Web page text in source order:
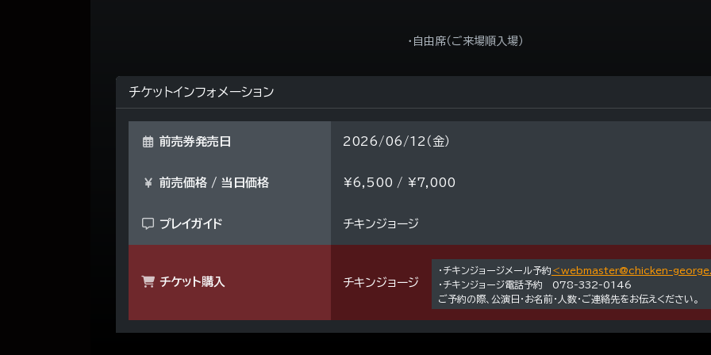
・自由席（ご来場順入場）
チケットインフォメーション
前売券発売日 2026/06/12（金）
前売価格 / 当日価格 ¥6,500 / ¥7,000
プレイガイド チキンジョージ
チケット購入 チキンジョージ
・チキンジョージメール予約 ＜webmaster@chicken-
・チキンジョージ電話予約 078-332-0146
ご予約の際、公演日・お名前・人数・ご連絡先をお伝えください。